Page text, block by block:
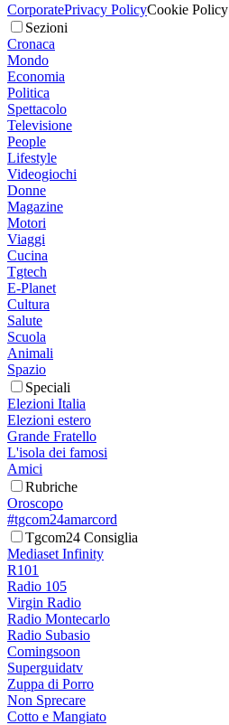
CorporatePrivacy PolicyCookie Policy
Sezioni
Cronaca
Mondo
Economia
Politica
Spettacolo
Televisione
People
Lifestyle
Videogiochi
Donne
Magazine
Motori
Viaggi
Cucina
Tgtech
E-Planet
Cultura
Salute
Scuola
Animali
Spazio
Speciali
Elezioni Italia
Elezioni estero
Grande Fratello
L'isola dei famosi
Amici
Rubriche
Oroscopo
#tgcom24amarcord
Tgcom24 Consiglia
Mediaset Infinity
R101
Radio 105
Virgin Radio
Radio Montecarlo
Radio Subasio
Comingsoon
Superguidatv
Zuppa di Porro
Non Sprecare
Cotto e Mangiato